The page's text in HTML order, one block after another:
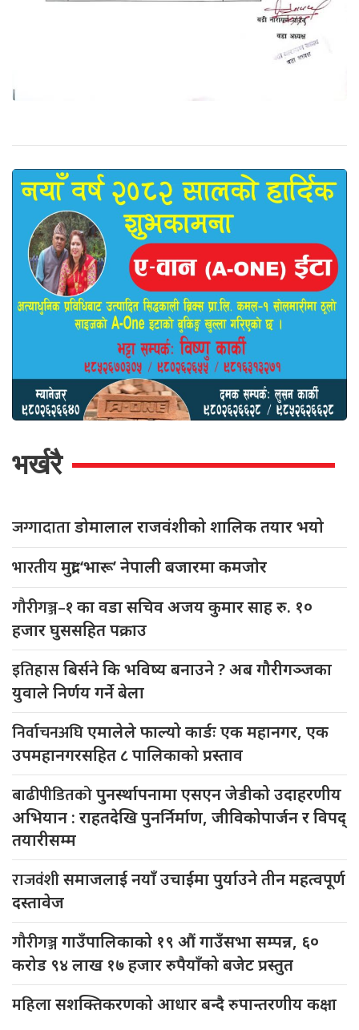
भर्खरै
जग्गादाताडोमालाल राजवंशीको शालिक तयार भयो
भारतीयमुद्रा ‘भारू’ नेपाली बजारमा कमजाेर
गौरीगञ्ज–१का वडा सचिव अजय कुमार साह रु. १०
हजार घुससहित पक्राउ
इतिहासबिर्सने कि भविष्य बनाउने ? अब गौरीगञ्जका
युवाले निर्णय गर्ने बेला
निर्वाचनअघिएमालेले फाल्यो कार्डः एक महानगर, एक
उपमहानगरसहित ८ पालिकाको प्रस्ताव
बाढीपीडितकोपुनर्स्थापनामा एसएन जेडीको उदाहरणीय
अभियान : राहतदेखि पुनर्निर्माण, जीविकोपार्जन र विपद्
तयारीसम्म
राजवंशीसमाजलाई नयाँ उचाईमा पुर्याउने तीन महत्वपूर्ण
दस्तावेज
गौरीगञ्जगाउँपालिकाको १९ औं गाउँसभा सम्पन्न, ६०
करोड ९४ लाख १७ हजार रुपैयाँको बजेट प्रस्तुत
महिलासशक्तिकरणको आधार बन्दै रुपान्तरणीय कक्षा